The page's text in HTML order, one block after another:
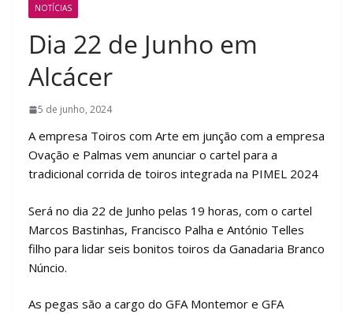
NOTÍCIAS
Dia 22 de Junho em
Alcácer
5 de junho, 2024
A empresa Toiros com Arte em junção com a empresa
Ovação e Palmas vem anunciar o cartel para a
tradicional corrida de toiros integrada na PIMEL 2024
Será no dia 22 de Junho pelas 19 horas, com o cartel
Marcos Bastinhas, Francisco Palha e António Telles
filho para lidar seis bonitos toiros da Ganadaria Branco
Núncio.
As pegas são a cargo do GFA Montemor e GFA